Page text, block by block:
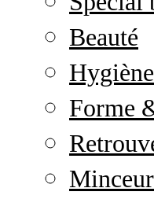
Beauté
Hygiène
Forme